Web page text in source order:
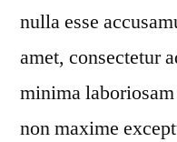
nulla esse
amet, consectetur
minima
non maxime